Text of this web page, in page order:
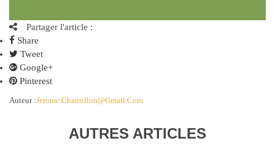
Partager l'article :
Share
Tweet
Google+
Pinterest
Auteur :Jerome.chantillon@gmail.com
AUTRES ARTICLES